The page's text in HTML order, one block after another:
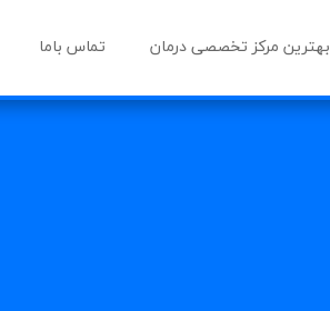
بهترین مرکز تخصصی درمان تماس باما